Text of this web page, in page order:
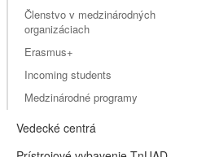
Členstvo v medzinárodných
organizáciach
Erasmus+
Incoming students
Medzinárodné programy
Vedecké centrá